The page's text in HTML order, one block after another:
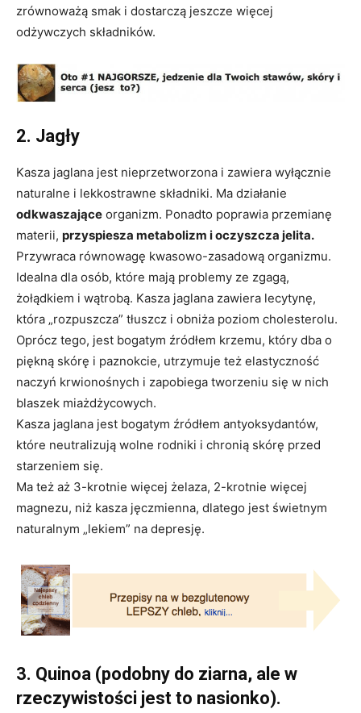
zrównoważą smak i dostarczą jeszcze więcej
odżywczych składników.
2. Jagły
Kasza jaglana jest nieprzetworzona i zawiera wyłącznie
naturalne i lekkostrawne składniki. Ma działanie
odkwaszające organizm. Ponadto poprawia przemianę
materii, przyspiesza metabolizm i oczyszcza jelita.
Przywraca równowagę kwasowo-zasadową organizmu.
Idealna dla osób, które mają problemy ze zgagą,
żołądkiem i wątrobą. Kasza jaglana zawiera lecytynę,
która „rozpuszcza” tłuszcz i obniża poziom cholesterolu.
Oprócz tego, jest bogatym źródłem krzemu, który dba o
piękną skórę i paznokcie, utrzymuje też elastyczność
naczyń krwionośnych i zapobiega tworzeniu się w nich
blaszek miażdżycowych.
Kasza jaglana jest bogatym źródłem antyoksydantów,
które neutralizują wolne rodniki i chronią skórę przed
starzeniem się.
Ma też aż 3-krotnie więcej żelaza, 2-krotnie więcej
magnezu, niż kasza jęczmienna, dlatego jest świetnym
naturalnym „lekiem” na depresję.
3. Quinoa (podobny do ziarna, ale w
rzeczywistości jest to nasionko).